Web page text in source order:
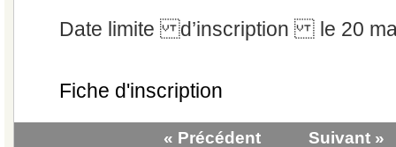
Date limite d’inscription le 20
Fiche d'inscription
« Précédent Suivant »